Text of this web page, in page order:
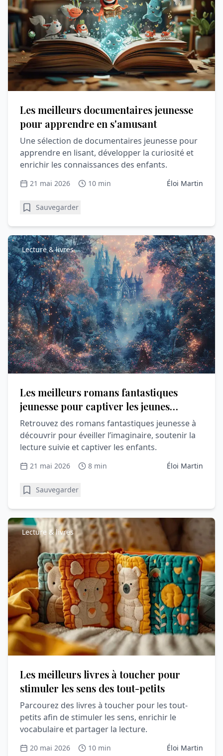
Les meilleurs documentaires jeunesse
pour apprendre en s'amusant
Une sélection de documentaires jeunesse pour
apprendre en lisant, développer la curiosité et
enrichir les connaissances des enfants.
21 mai 2026 10 min Éloi Martin
Sauvegarder
Lecture & livres
Les meilleurs romans fantastiques
jeunesse pour captiver les jeunes
lecteurs
Retrouvez des romans fantastiques jeunesse à
découvrir pour éveiller l’imaginaire, soutenir la
lecture suivie et captiver les enfants.
21 mai 2026 8 min Éloi Martin
Sauvegarder
Lecture & livres
Les meilleurs livres à toucher pour
stimuler les sens des tout-petits
Parcourez des livres à toucher pour les tout-
petits afin de stimuler les sens, enrichir le
vocabulaire et partager la lecture.
20 mai 2026 10 min Éloi Martin